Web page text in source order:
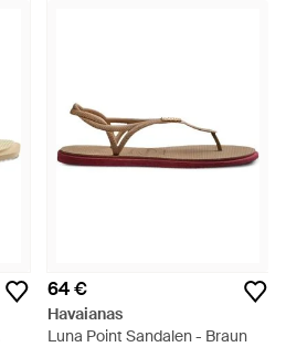
64 €
Havaianas
Luna Point Sandalen - Braun